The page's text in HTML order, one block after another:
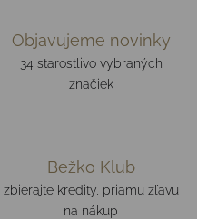
Objavujeme novinky
34 starostlivo vybraných
značiek
Bežko Klub
zbierajte kredity, priamu zľavu
na nákup